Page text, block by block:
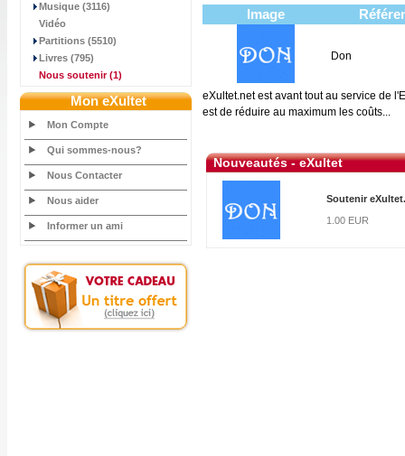
Musique (3116)
Vidéo
Partitions (5510)
Livres (795)
Nous soutenir(1)
Mon eXultet
Mon Compte
Qui sommes-nous?
Nous Contacter
Nous aider
Informer un ami
Image
Don
eXultet.net est avant tout au service de
est de réduire au maximum les coûts...
Nouveautés - eXultet
Soutenir
1.00 EUR